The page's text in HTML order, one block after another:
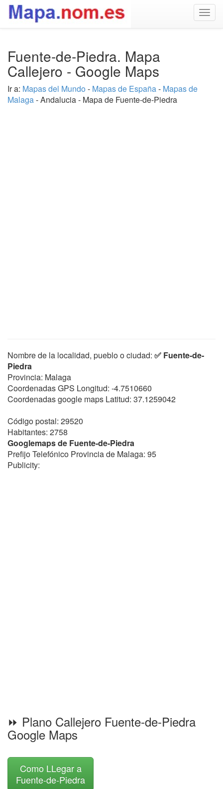
Fuente-de-Piedra. Mapa
Callejero - Google Maps
Ir a: Mapas del Mundo - Mapas de España- Mapas de
Malaga- Andalucia - Mapa de Fuente-de-Piedra
Nombre de la localidad, pueblo o ciudad: ✅ Fuente-de-
Piedra
Provincia: Malaga
Coordenadas GPS Longitud: -4.7510660
Coordenadas google maps Latitud: 37.1259042
Código postal: 29520
Habitantes: 2758
Googlemaps de Fuente-de-Piedra
Prefijo Telefónico Provincia de Malaga: 95
Publicity:
⏩ Plano Callejero Fuente-de-Piedra
Google Maps
Como LLegar a
Fuente-de-Piedra